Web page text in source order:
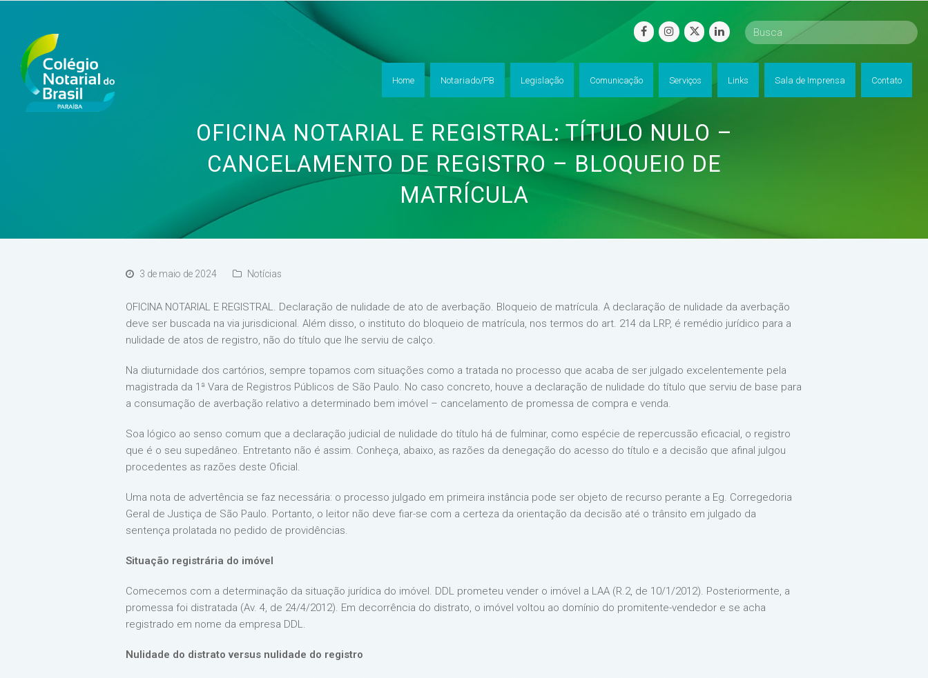
facebookinstagram
twitterlinkedin
Home Notariado/PB Legislação Comunicação Serviços Links Sala de Imprensa Contato
OFICINA NOTARIAL E REGISTRAL: TÍTULO NULO –
CANCELAMENTO DE REGISTRO – BLOQUEIO DE
MATRÍCULA
3 de maio de 2024 Notícias
OFICINA NOTARIAL E REGISTRAL. Declaração de nulidade de ato de averbação. Bloqueio de matrícula. A declaração de nulidade da averbação
deve ser buscada na via jurisdicional. Além disso, o instituto do bloqueio de matrícula, nos termos do art. 214 da LRP, é remédio jurídico para a
nulidade de atos de registro, não do título que lhe serviu de calço.
Na diuturnidade dos cartórios, sempre topamos com situações como a tratada no processo que acaba de ser julgado excelentemente pela
magistrada da 1ª Vara de Registros Públicos de São Paulo. No caso concreto, houve a declaração de nulidade do título que serviu de base para
a consumação de averbação relativo a determinado bem imóvel – cancelamento de promessa de compra e venda.
Soa lógico ao senso comum que a declaração judicial de nulidade do título há de fulminar, como espécie de repercussão eficacial, o registro
que é o seu supedâneo. Entretanto não é assim. Conheça, abaixo, as razões da denegação do acesso do título e a decisão que afinal julgou
procedentes as razões deste Oficial.
Uma nota de advertência se faz necessária: o processo julgado em primeira instância pode ser objeto de recurso perante a Eg. Corregedoria
Geral de Justiça de São Paulo. Portanto, o leitor não deve fiar-se com a certeza da orientação da decisão até o trânsito em julgado da
sentença prolatada no pedido de providências.
Situação registrária do imóvel
Comecemos com a determinação da situação jurídica do imóvel. DDL prometeu vender o imóvel a LAA (R.2, de 10/1/2012). Posteriormente, a
promessa foi distratada (Av. 4, de 24/4/2012). Em decorrência do distrato, o imóvel voltou ao domínio do promitente-vendedor e se acha
registrado em nome da empresa DDL.
Nulidade do distrato versus nulidade do registro